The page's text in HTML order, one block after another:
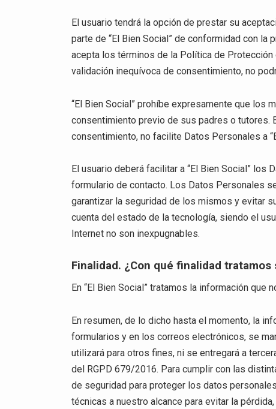
El usuario tendrá la opción de prestar su
parte de “El Bien Social” de conformidad con
acepta los términos de la Política de
validación inequívoca de consentimiento, no
“El Bien Social” prohíbe expresamente que
consentimiento previo de sus padres o tutores.
consentimiento, no facilite Datos Personales a
El usuario deberá facilitar a “El Bien Social”
formulario de contacto. Los Datos Personales
garantizar la seguridad de los mismos y evitar
cuenta del estado de la tecnología, siendo el
Internet no son inexpugnables.
Finalidad. ¿Con qué finalidad
En “El Bien Social” tratamos la información
En resumen, de lo dicho hasta el momento, la
formularios y en los correos electrónicos, se
utilizará para otros fines, ni se entregará a
del RGPD 679/2016. Para cumplir con las
de seguridad para proteger los datos
técnicas a nuestro alcance para evitar la